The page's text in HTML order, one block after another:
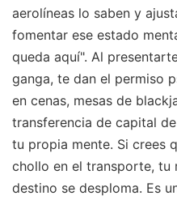
aerolíneas lo saben y
fomentar ese estado
queda aquí". Al
ganga, te dan el permiso
en cenas, mesas de
transferencia de capital
tu propia mente. Si crees
chollo en el transporte, tu
destino se desploma. Es